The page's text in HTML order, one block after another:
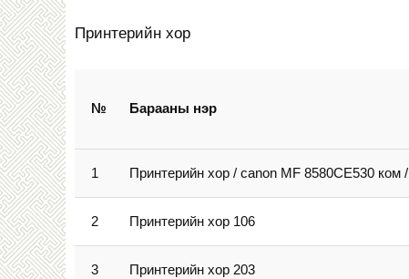
Принтерийн хор
№ Барааны нэр
1 Принтерийн хор / canon MF 8580CE530 ком /
2 Принтерийн хор 106
3 Принтерийн хор 203